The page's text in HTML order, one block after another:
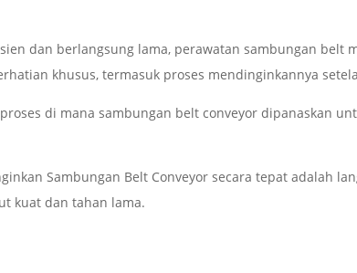
dan berlangsung lama, perawatan sambungan belt
khusus, termasuk proses mendinginkannya
di mana sambungan belt conveyor dipanaskan
Sambungan Belt Conveyor secara tepat adalah
kuat dan tahan lama.